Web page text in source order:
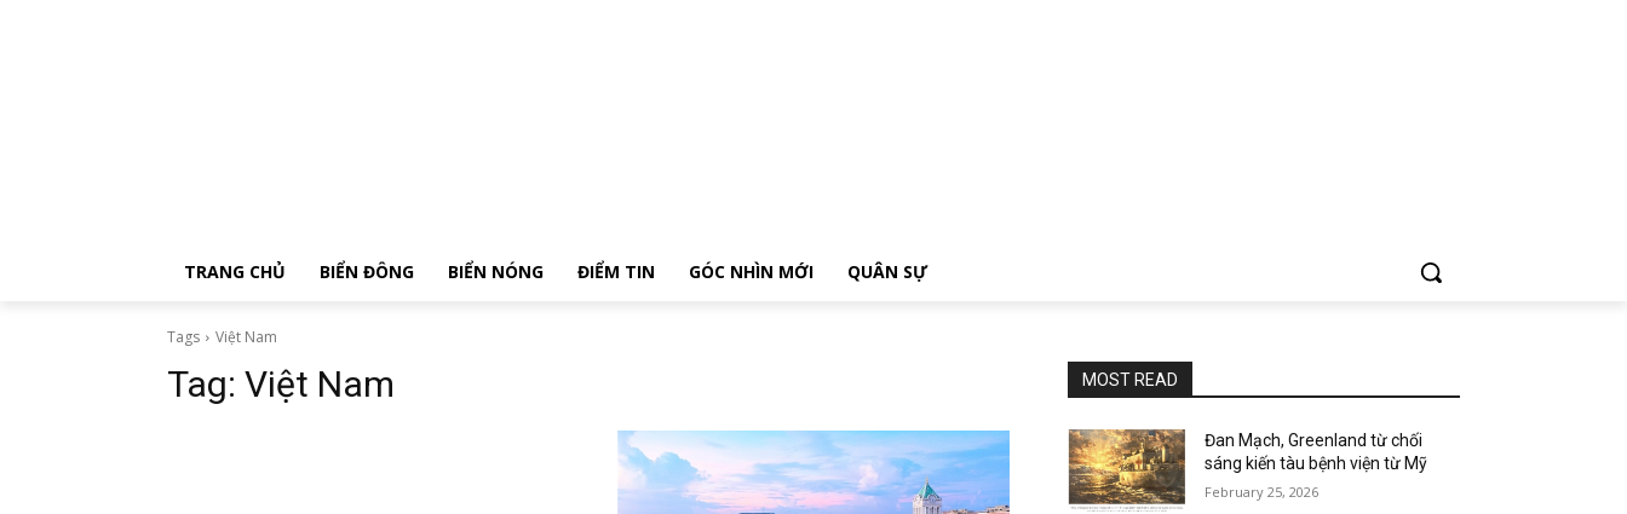
TRANG CHỦ BIỂN ĐÔNG BIỂN NÓNG ĐIỂM TIN GÓC NHÌN MỚI QUÂN SỰ
Tags Việt Nam
Tag: Việt Nam MOST READ
Đan Mạch, Greenland từ chối
sáng kiến tàu bệnh viện từ Mỹ
February 25, 2026